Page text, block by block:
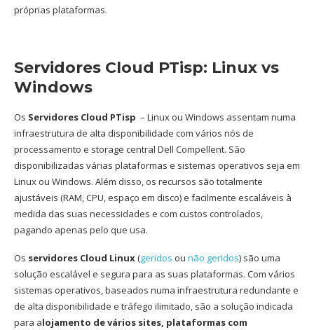
próprias plataformas.
Servidores Cloud PTisp: Linux vs
Windows
Os Servidores Cloud PTisp – Linux ou Windows assentam numa
infraestrutura de alta disponibilidade com vários nós de
processamento e storage central Dell Compellent. São
disponibilizadas várias plataformas e sistemas operativos seja em
Linux ou Windows. Além disso, os recursos são totalmente
ajustáveis (RAM, CPU, espaço em disco) e facilmente escaláveis à
medida das suas necessidades e com custos controlados,
pagando apenas pelo que usa.
Os servidores Cloud Linux(geridos ou não geridos) são uma
solução escalável e segura para as suas plataformas. Com vários
sistemas operativos, baseados numa infraestrutura redundante e
de alta disponibilidade e tráfego ilimitado, são a solução indicada
para alojamento de vários sites, plataformas com